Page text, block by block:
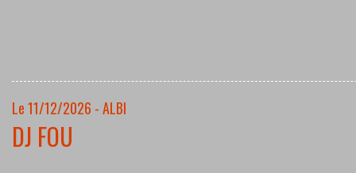
Le 11/12/2026 - ALBI
DJ FOU